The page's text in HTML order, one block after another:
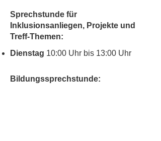
Sprechstunde für
Inklusionsanliegen, Projekte und
Treff-Themen:
Dienstag 10:00 Uhr bis 13:00 Uhr
Bildungssprechstunde: